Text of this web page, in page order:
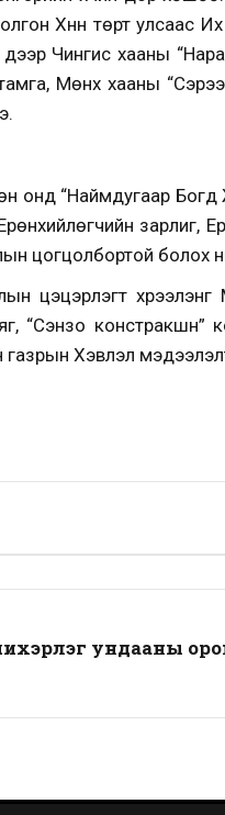
Хүннү төрт
Чингис хааны
Мөнх хааны
онд “Наймдугаар
зарлиг,
цогцолбортой болох
цэцэрлэгт
“Сэнзо
газрын Хэвлэл
ундааны